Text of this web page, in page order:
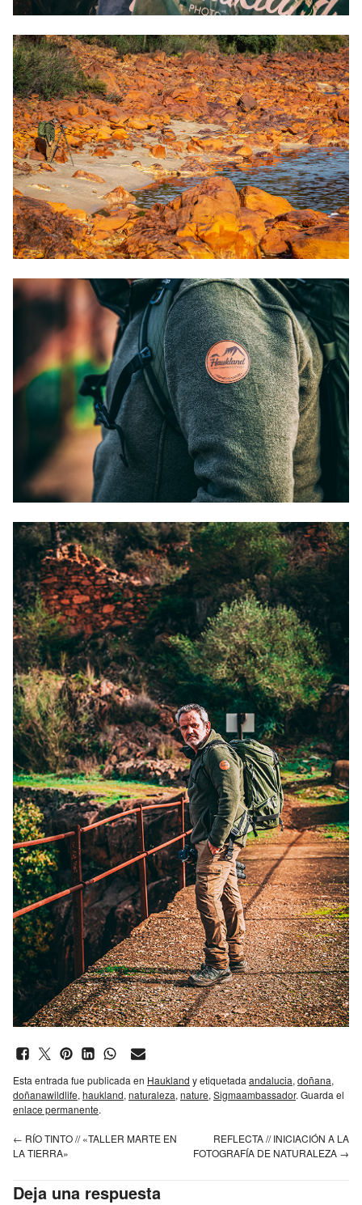
Esta entrada fue publicada en Haukland y etiquetada andalucia, doñana,
doñanawildlife, haukland, naturaleza, nature, Sigmaambassador. Guarda el
enlace permanente.
← RÍO TINTO // «TALLER MARTE EN
LA TIERRA»
REFLECTA // INICIACIÓN A LA
FOTOGRAFÍA DE NATURALEZA →
Deja una respuesta